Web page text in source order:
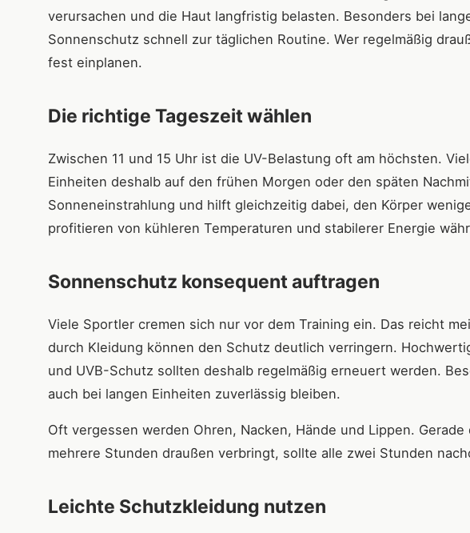
verursachen und die Haut langfristig belasten. Besonders bei
Sonnenschutz schnell zur täglichen Routine. Wer regelmäßig
fest einplanen.
Die richtige Tageszeit wählen
Zwischen 11 und 15 Uhr ist die UV-Belastung oft am höchsten.
Einheiten deshalb auf den frühen Morgen oder den späten
Sonneneinstrahlung und hilft gleichzeitig dabei, den Körper
profitieren von kühleren Temperaturen und stabilerer Energie
Sonnenschutz konsequent auftragen
Viele Sportler cremen sich nur vor dem Training ein. Das reicht
durch Kleidung können den Schutz deutlich verringern.
und UVB-Schutz sollten deshalb regelmäßig erneuert werden.
auch bei langen Einheiten zuverlässig bleiben.
Oft vergessen werden Ohren, Nacken, Hände und Lippen.
mehrere Stunden draußen verbringt, sollte alle zwei Stunden
Leichte Schutzkleidung nutzen